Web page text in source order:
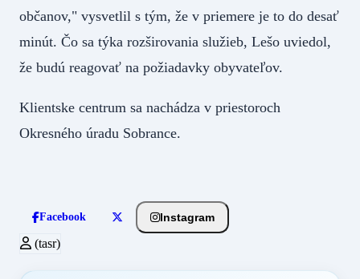
občanov," vysvetlil s tým, že v priemere je to do desať
minút. Čo sa týka rozširovania služieb, Lešo uviedol,
že budú reagovať na požiadavky obyvateľov.
Klientske centrum sa nachádza v priestoroch
Okresného úradu Sobrance.
Facebook Instagram
(tasr)